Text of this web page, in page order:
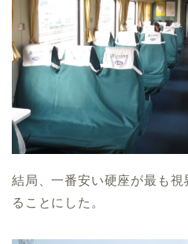
結局、一番安い硬座が最も
ることにした。